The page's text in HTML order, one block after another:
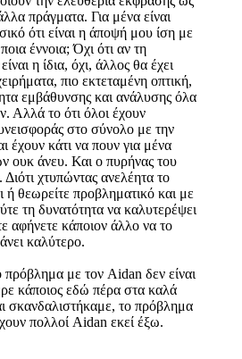
πράγματα. Για μένα είναι
ότι είναι η άποψή μου ίση με
έννοια; Όχι ότι αν τη
η ίδια, όχι, άλλος θα έχει
πιο εκτεταμένη οπτική,
εμβάθυνσης και ανάλυσης όλα
Αλλά το ότι όλοι έχουν
στο σύνολο με την
έχουν κάτι να πουν για μένα
ουκ άνευ. Και ο πυρήνας του
χτυπώντας ανελέητα το
ή θεωρείτε προβληματικό και με
τη δυνατότητα να καλυτερέψει
αφήνετε κάποιον άλλο να το
καλύτερο.
πρόβλημα με τον Aidan δεν είναι
κάποιος εδώ πέρα στα καλά
σκανδαλιστήκαμε, το πρόβλημα
πολλοί Aidan εκεί έξω.